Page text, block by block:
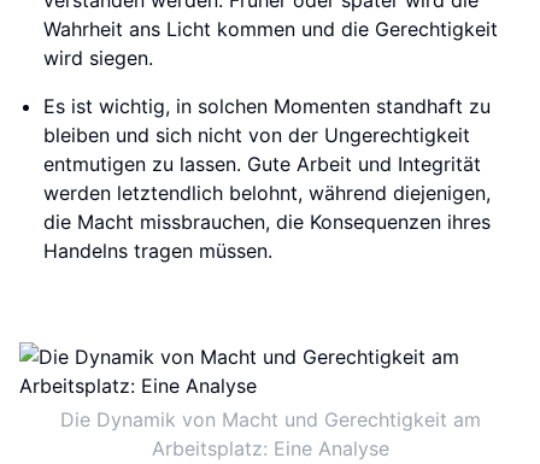
Wahrheit ans Licht kommen und die Gerechtigkeit
wird siegen.
Es ist wichtig, in solchen Momenten standhaft zu
bleiben und sich nicht von der Ungerechtigkeit
entmutigen zu lassen. Gute Arbeit und Integrität
werden letztendlich belohnt, während diejenigen,
die Macht missbrauchen, die Konsequenzen ihres
Handelns tragen müssen.
Die Dynamik von Macht und Gerechtigkeit am
Arbeitsplatz: Eine Analyse